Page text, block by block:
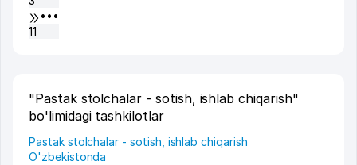
•••
11
"Pastak stolchalar - sotish, ishlab chiqarish"
bo'limidagi tashkilotlar
Pastak stolchalar - sotish, ishlab chiqarish
O'zbekistonda